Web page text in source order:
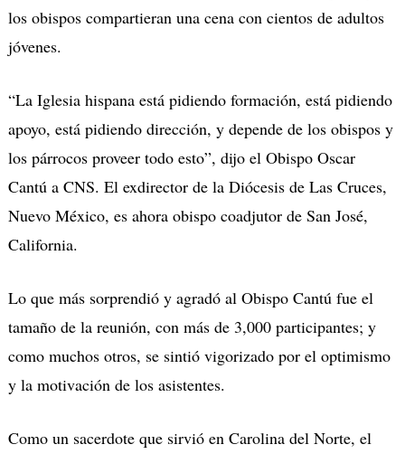
los obispos compartieran una cena con cientos de adultos
jóvenes.
“La Iglesia hispana está pidiendo formación, está pidiendo
apoyo, está pidiendo dirección, y depende de los obispos y
los párrocos proveer todo esto”, dijo el Obispo Oscar
Cantú a CNS. El exdirector de la Diócesis de Las Cruces,
Nuevo México, es ahora obispo coadjutor de San José,
California.
Lo que más sorprendió y agradó al Obispo Cantú fue el
tamaño de la reunión, con más de 3,000 participantes; y
como muchos otros, se sintió vigorizado por el optimismo
y la motivación de los asistentes.
Como un sacerdote que sirvió en Carolina del Norte, el